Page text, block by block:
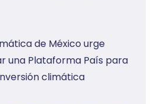
de México urge
una Plataforma País para
climática